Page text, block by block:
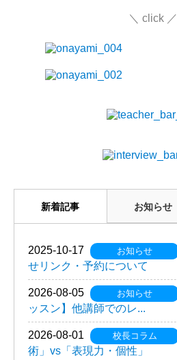
＼ click ／
新着記事 お知らせ
2025-10-17 お知らせ
せリンク・予約について
2026-08-05 お知らせ
ッスン】他講師でのレ...
2026-08-01 校長コラム
術」vs「表現力・個性」